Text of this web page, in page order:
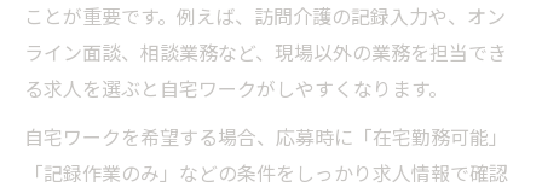
ことが重要です。例えば、訪問介護の記録入力や、オン
ライン面談、相談業務など、現場以外の業務を担当でき
る求人を選ぶと自宅ワークがしやすくなります。
自宅ワークを希望する場合、応募時に「在宅勤務可能」
「記録作業のみ」などの条件をしっかり求人情報で確認